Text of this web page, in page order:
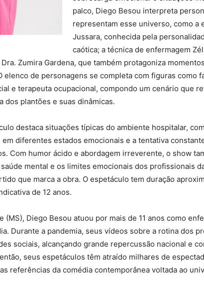
palco, Diego Besou interpreta
representam esse universo, como a
Jussara, conhecida pela
caótica; a técnica de enfermagem
Zumira Gardena, que também protagoniza
elenco de personagens se completa com figuras como
e terapeuta ocupacional, compondo um cenário que
dos plantões e suas dinâmicas.
destaca situações típicas do ambiente hospitalar,
diferentes estados emocionais e a tentativa
Com humor ácido e abordagem irreverente, o show
mental e os limites emocionais dos profissionais
que marca a obra. O espetáculo tem duração
de 12 anos.
(MS), Diego Besou atuou por mais de 11 anos como
Durante a pandemia, seus vídeos sobre a rotina dos
sociais, alcançando grande repercussão nacional e
seus espetáculos têm atraído milhares de
referências da comédia contemporânea voltada ao